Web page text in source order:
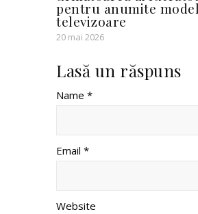
pentru anumite
televizoare
20 mai 2026
Lasă un răspuns
Name *
Email *
Website